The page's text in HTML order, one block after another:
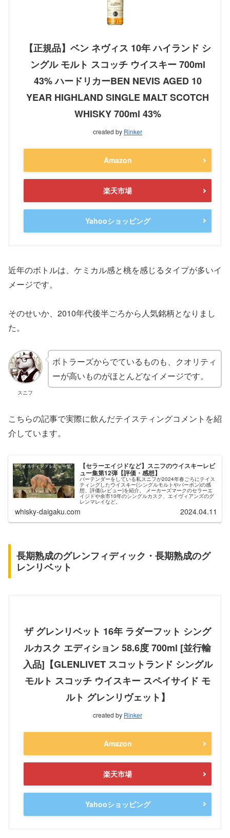
【正規品】ベン ネヴィス 10年 ハイランド シ
ングル モルト スコッチ ウイスキー 700ml
43% ハードリカーBEN NEVIS AGED 10
YEAR HIGHLAND SINGLE MALT SCOTCH
WHISKY 700ml 43%
created by Rinker
Amazon
楽天市場
Yahooショッピング
近年のボトルは、ケミカル感と桃を感じるタイプが多いイ
メージです。
そのせいか、2010年代後半ごろから人気銘柄となりまし
た。
スニフ
ボトラーズからでているものも、クオリティ
ーが高いものがほとんどなイメージです。
こちらの記事で実際に飲んだテイスティングコメントを紹
介しています。
【セラーエイジドなど】スニフのウイスキーレビ
ュー集第12弾【評価・感想】
バーテンダーをしている私スニフが2024年春ごろにテイス
ティングしたウイスキー(シングルモルトやバーボン)の感
想、評価(レビュー)を紹介。 メーカーズマークのセラーエ
イジドや余市10年のシングルカスク、エイヴィアンズのグ
レンマレイなど。
whisky-daigaku.com 2024.04.11
長期熟成のグレンフィディック・長期熟成のグ
レンリベット
ザ グレンリベット 16年 ラダーフット シング
ルカスク エディション 58.6度 700ml [並行輸
入品]【GLENLIVET スコットランド シングル
モルト スコッチ ウイスキー スペイサイド モ
ルト グレンリヴェット】
created by Rinker
Amazon
楽天市場
Yahooショッピング